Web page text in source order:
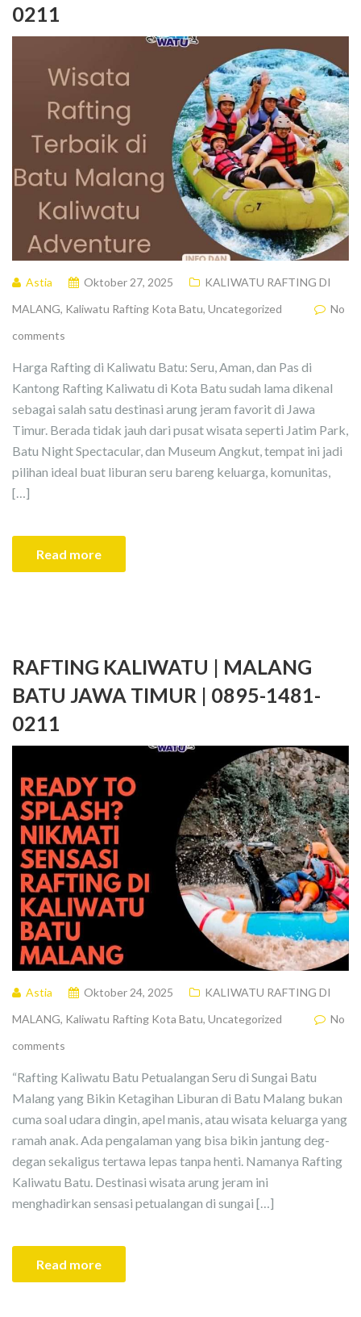
0211
Astia Oktober 27, 2025
KALIWATU RAFTING DI
MALANG, Kaliwatu Rafting Kota Batu, Uncategorized
No
comments
Harga Rafting di Kaliwatu Batu: Seru, Aman, dan Pas di
Kantong Rafting Kaliwatu di Kota Batu sudah lama dikenal
sebagai salah satu destinasi arung jeram favorit di Jawa
Timur. Berada tidak jauh dari pusat wisata seperti Jatim Park,
Batu Night Spectacular, dan Museum Angkut, tempat ini jadi
pilihan ideal buat liburan seru bareng keluarga, komunitas,
[…]
Read more
RAFTING KALIWATU | MALANG
BATU JAWA TIMUR | 0895-1481-
0211
Astia Oktober 24, 2025
KALIWATU RAFTING DI
MALANG, Kaliwatu Rafting Kota Batu, Uncategorized
No
comments
“Rafting Kaliwatu Batu Petualangan Seru di Sungai Batu
Malang yang Bikin Ketagihan Liburan di Batu Malang bukan
cuma soal udara dingin, apel manis, atau wisata keluarga yang
ramah anak. Ada pengalaman yang bisa bikin jantung deg-
degan sekaligus tertawa lepas tanpa henti. Namanya Rafting
Kaliwatu Batu. Destinasi wisata arung jeram ini
menghadirkan sensasi petualangan di sungai […]
Read more